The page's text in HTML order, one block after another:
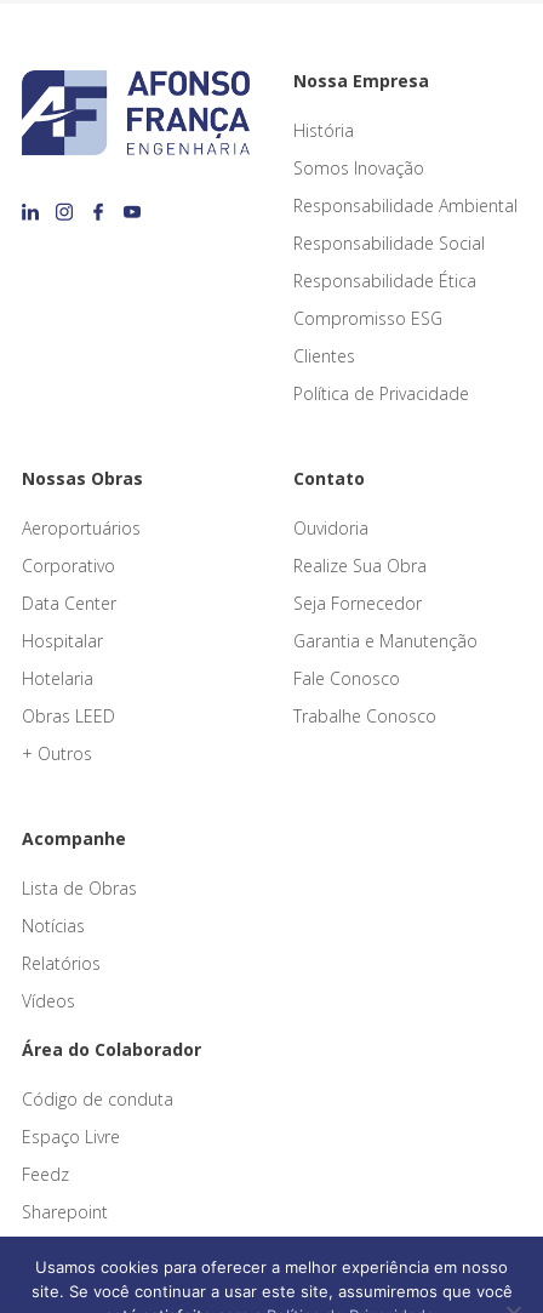
Nossa Empresa
História
Somos Inovação
Responsabilidade Ambiental
Responsabilidade Social
Responsabilidade Ética
Compromisso ESG
Clientes
Política de Privacidade
Nossas Obras
Aeroportuários
Corporativo
Data Center
Hospitalar
Hotelaria
Obras LEED
+ Outros
Contato
Ouvidoria
Realize Sua Obra
Seja Fornecedor
Garantia e Manutenção
Fale Conosco
Trabalhe Conosco
Acompanhe
Lista de Obras
Notícias
Relatórios
Vídeos
Área do Colaborador
Código de conduta
Espaço Livre
Feedz
Sharepoint
Usamos cookies para oferecer a melhor experiência em nosso
site. Se você continuar a usar este site, assumiremos que você